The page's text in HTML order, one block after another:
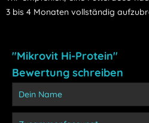
3 bis 4 Monaten vollständig
"Mikrovit Hi-Protein"
Bewertung schreiben